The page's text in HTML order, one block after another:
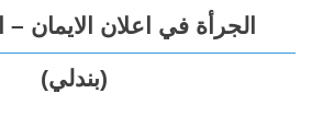
الجرأة في اعلان الايمان
(بندلي)